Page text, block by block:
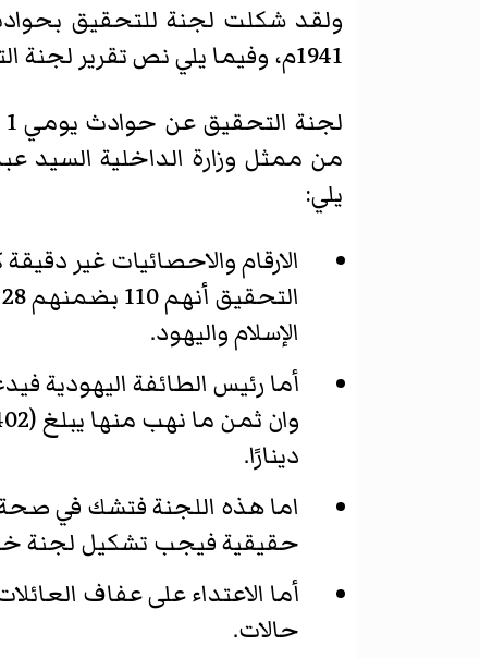
1941م، وفيما يلي نص تقرير لجنة التحقيق حول الحوادث:
من ممثل وزارة الداخلية السيد
يلي:
الارقام والاحصائيات غير
الإسلام واليهود.
دينارًا.
اما هذه اللجنة فتشك في صحة
حقيقية فيجب تشكيل لجنة
أما الاعتداء على عفاف
حالات.